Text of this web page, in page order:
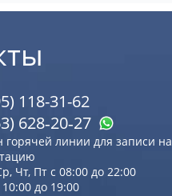
118-31-62
628‑20‑27
горячей линии для записи на
Чт, Пт с 08:00 до 22:00
до 19:00